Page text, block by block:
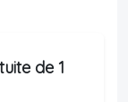
de 1